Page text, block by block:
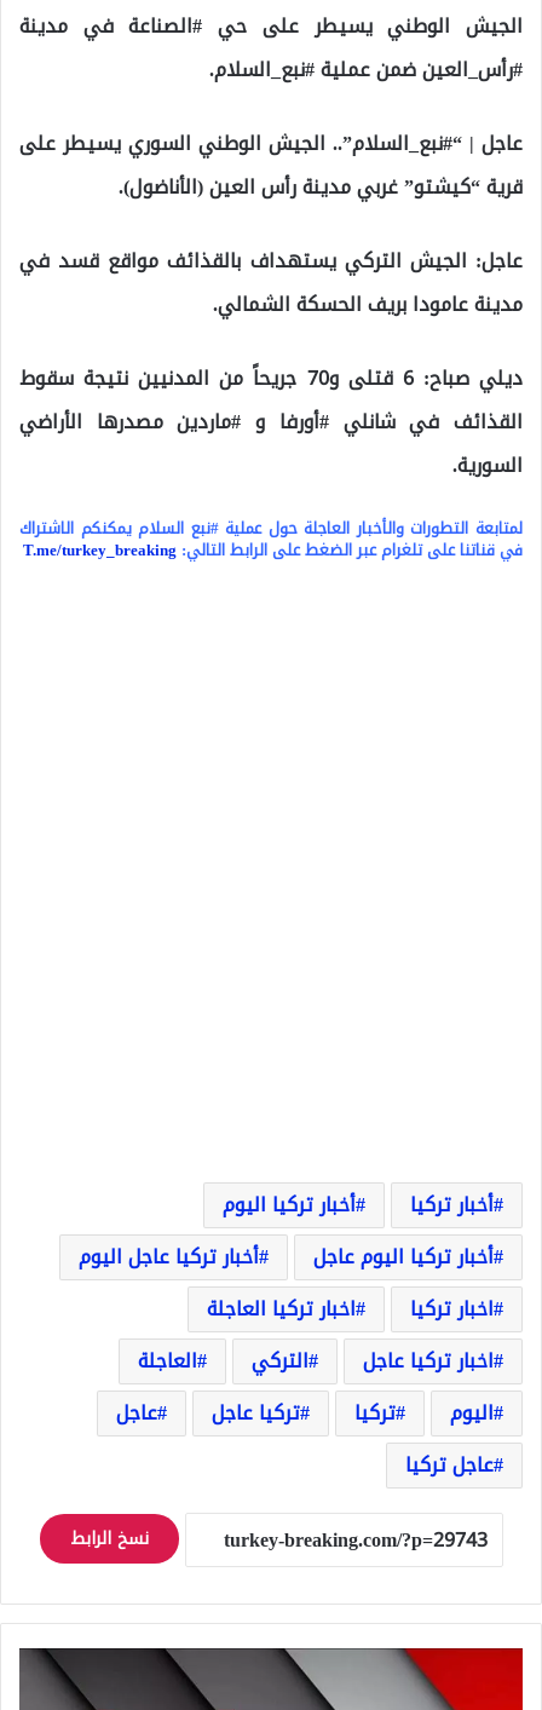
الجيش الوطني يسيطر على حي #الصناعة في مدينة
#رأس_العين ضمن عملية #نبع_السلام.
عاجل | “#نبع_السلام”.. الجيش الوطني السوري يسيطر على
قرية “كيشتو” غربي مدينة رأس العين (الأناضول).
عاجل: الجيش التركي يستهداف بالقذائف مواقع قسد في
مدينة عامودا بريف الحسكة الشمالي.
ديلي صباح: 6 قتلى و70 جريحاً من المدنيين نتيجة سقوط
القذائف في شانلي #أورفا و #ماردين مصدرها الأراضي
السورية.
لمتابعة التطورات والأخبار العاجلة حول عملية #نبع السلام يمكنكم الاشتراك
في قناتنا على تلغرام عبر الضغط على الرابط التالي: T.me/turkey_breaking
أخبار تركيا
أخبار تركيا اليوم
أخبار تركيا اليوم عاجل
أخبار تركيا عاجل اليوم
اخبار تركيا
اخبار تركيا العاجلة
اخبار تركيا عاجل
التركي
العاجلة
اليوم
تركيا تركيا عاجل
عاجل
عاجل تركيا
نسخ الرابط
عاجل